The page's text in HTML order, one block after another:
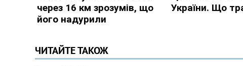
ЧИТАЙТЕ ТАКОЖ